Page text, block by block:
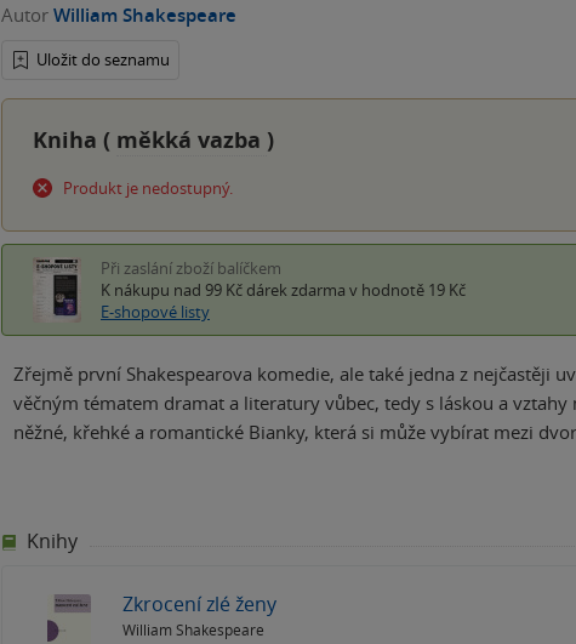
Autor William Shakespeare
Uložit do seznamu
Kniha ( měkká vazba )
Produkt je nedostupný.
Při zaslání zboží balíčkem
K nákupu nad 99 Kč dárek zdarma v hodnotě 19 Kč
E-shopové listy
Zřejmě první Shakespearova komedie, ale také jedna z nejčastěji
věčným tématem dramat a literatury vůbec, tedy s láskou a
něžné, křehké a romantické Bianky, která si může vybírat mezi
Knihy
Zkrocení zlé ženy
William Shakespeare